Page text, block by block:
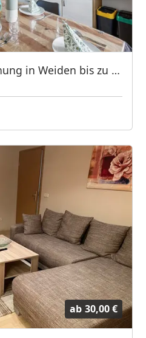
Schöne Große Wohnung in Weiden bis zu 10 Personen
ab 30,00 €